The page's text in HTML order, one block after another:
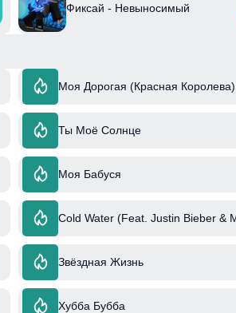
Фиксай - Невыносимый
Моя Дорогая (Красная Королева)
Ты Моё Солнце
Моя Бабуся
Cold Water (Feat. Justin Bieber &
Звёздная Жизнь
Хубба Бубба